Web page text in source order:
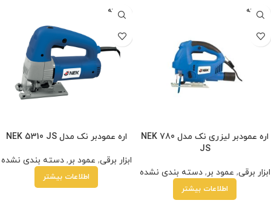
فروخته
شده
اره عمودبر لیزری نک مدل NEK 780
JS
ابزار برقی, عمود بر,دسته بندی نشده
اطلاعات بیشتر
فروخته
شده
اره عمودبر نک مدل NEK 5310 JS
ابزار برقی, عمود بر,دسته بندی نشده
اطلاعات بیشتر